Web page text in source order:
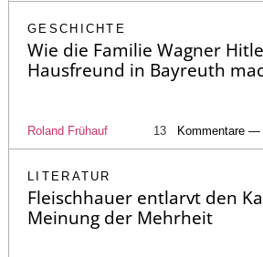
GESCHICHTE
Wie die Familie Wagner
Hausfreund in Bayreuth
Roland Frühauf 13 Kommentare —
LITERATUR
Fleischhauer entlarvt den
Meinung der Mehrheit